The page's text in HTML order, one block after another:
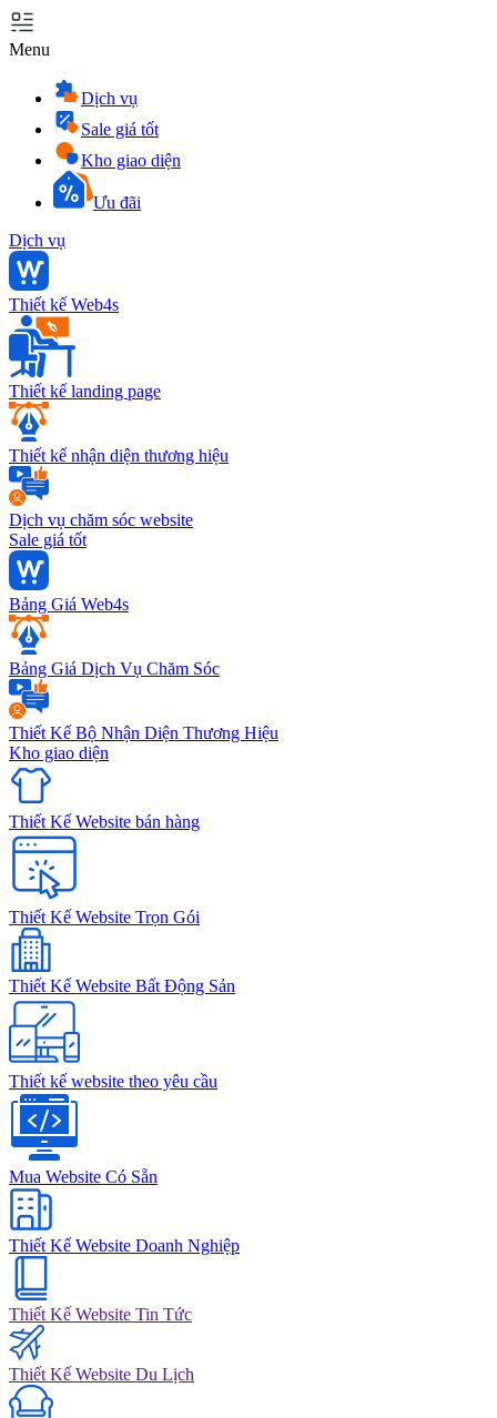
Menu
Dịch vụ
Sale giá tốt
Kho giao diện
Ưu đãi
Dịch vụ
Thiết kế Web4s
Thiết kế landing page
Thiết kế nhận diện thương hiệu
Dịch vụ chăm sóc website
Sale giá tốt
Bảng Giá Web4s
Bảng Giá Dịch Vụ Chăm Sóc
Thiết Kế Bộ Nhận Diện Thương Hiệu
Kho giao diện
Thiết Kế Website bán hàng
Thiết Kế Website Trọn Gói
Thiết Kế Website Bất Động Sản
Thiết kế website theo yêu cầu
Mua Website Có Sẵn
Thiết Kế Website Doanh Nghiệp
Thiết Kế Website Tin Tức
Thiết Kế Website Du Lịch